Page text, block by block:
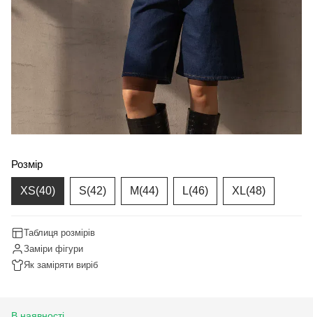
Розмір
XS(40) S(42) M(44) L(46) XL(48)
Таблиця розмірів
Заміри фігури
Як заміряти виріб